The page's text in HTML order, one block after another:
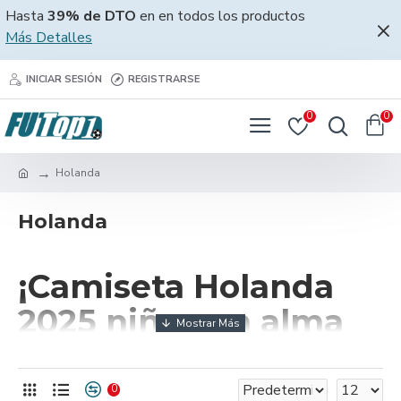
Hasta 39% de DTO en en todos los productos
Más Detalles
INICIAR SESIÓN REGISTRARSE
0 0
Holanda
Holanda
¡Camiseta Holanda
2025 niño con alma
0